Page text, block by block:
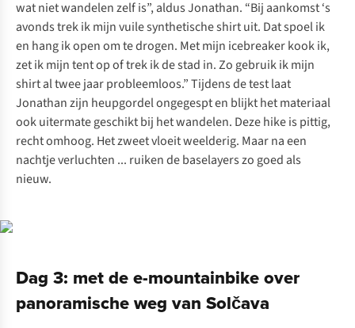
wat niet wandelen zelf is”, aldus Jonathan. “Bij aankomst ‘s
avonds trek ik mijn vuile synthetische shirt uit. Dat spoel ik
en hang ik open om te drogen. Met mijn icebreaker kook ik,
zet ik mijn tent op of trek ik de stad in. Zo gebruik ik mijn
shirt al twee jaar probleemloos.” Tijdens de test laat
Jonathan zijn heupgordel ongegespt en blijkt het materiaal
ook uitermate geschikt bij het wandelen. Deze hike is pittig,
recht omhoog. Het zweet vloeit weelderig. Maar na een
nachtje verluchten ... ruiken de baselayers zo goed als
nieuw.
Dag 3: met de e-mountainbike over
panoramische weg van Solčava